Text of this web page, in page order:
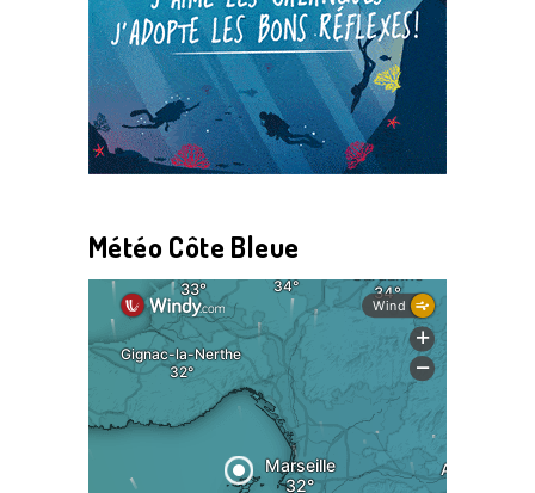
Météo Côte Bleue